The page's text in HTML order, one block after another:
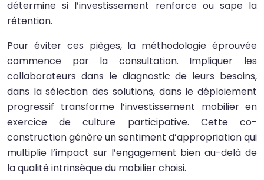
détermine si l’investissement renforce ou sape la
rétention.
Pour éviter ces pièges, la méthodologie éprouvée
commence par la consultation. Impliquer les
collaborateurs dans le diagnostic de leurs besoins,
dans la sélection des solutions, dans le déploiement
progressif transforme l’investissement mobilier en
exercice de culture participative. Cette co-
construction génère un sentiment d’appropriation qui
multiplie l’impact sur l’engagement bien au-delà de
la qualité intrinsèque du mobilier choisi.